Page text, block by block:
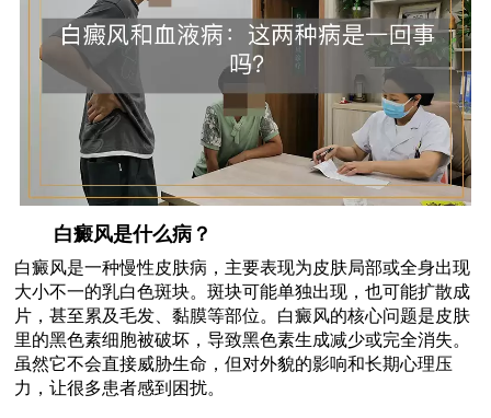
白癜风是什么病？
白癜风是一种慢性皮肤病，主要表现为皮肤局部或全身出现
大小不一的乳白色斑块。斑块可能单独出现，也可能扩散成
片，甚至累及毛发、黏膜等部位。白癜风的核心问题是皮肤
里的黑色素细胞被破坏，导致黑色素生成减少或完全消失。
虽然它不会直接威胁生命，但对外貌的影响和长期心理压
力，让很多患者感到困扰。